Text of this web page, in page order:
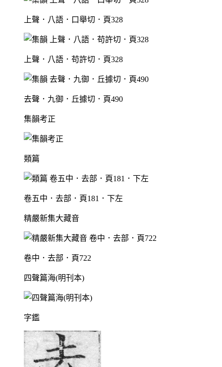
上聲．八語．口舉切．頁328
上聲．八語．苟許切．頁328
去聲．九御．丘據切．頁490
集韻考正
類篇
卷五中．去部．頁181．下左
精嚴新集大藏音
卷中．去部．頁722
四聲篇海(明刊本)
字鑑